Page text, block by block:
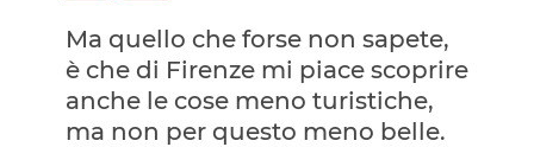
Ma quello che forse non sapete,
è che di Firenze mi piace scoprire
anche le cose meno turistiche,
ma non per questo meno belle.